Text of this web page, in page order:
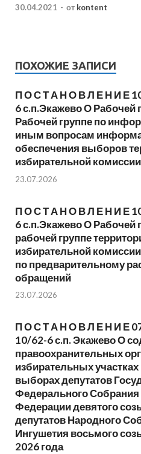
30.04.2021 - от kontent
ПОХОЖИЕ ЗАПИСИ
П О С Т А Н О В Л Е Н И Е
6 с.п.Экажево О Рабочей
Рабочей группе по
иным вопросам
обеспечения выборов
избирательной
23.07.2026
П О С Т А Н О В Л Е Н И Е
6 с.п.Экажево О Рабочей
рабочей группе
избирательной
по предварительному
обращений
23.07.2026
П О С Т А Н О В Л Е Н И Е
10/62-6 с.п. Экажево О
правоохранительных
избирательных
выборах депутатов
Федерального Собрания
Федерации девятого
депутатов Народного
Ингушетия восьмого
2026 года